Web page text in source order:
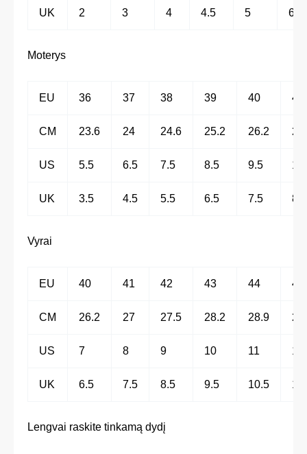
UK 2 3 4 4.5 5 6
Moterys
EU 36 37 38 39 40 41
CM 23.6 24 24.6 25.2 26.2 27
US 5.5 6.5 7.5 8.5 9.5
UK 3.5 4.5 5.5 6.5 7.5 8.5
Vyrai
EU 40 41 42 43 44 45
CM 26.2 27 27.5 28.2 28.9
US 7 8 9 10 11 12
UK 6.5 7.5 8.5 9.5 10.5
Lengvai raskite tinkamą dydį